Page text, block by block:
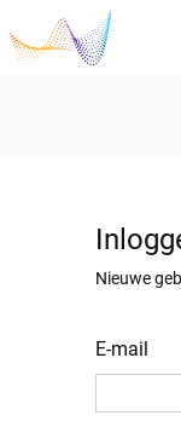
Nieuwe
E-mail